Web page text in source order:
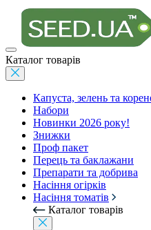
Каталог товарів
Капуста, зелень та
Набори
Новинки 2026 року!
Знижки
Проф пакет
Перець та баклажани
Препарати та добрива
Насіння огірків
Насіння томатів
Каталог товарів